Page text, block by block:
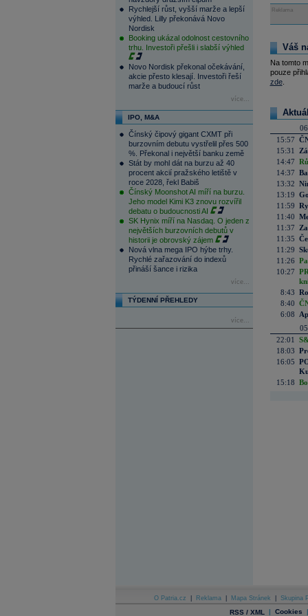
Rychlejší růst, vyšší marže a lepší
výhled. Lilly překonává Novo
Nordisk
Booking ukázal odolnost cestovního
trhu. Investoři přešli i slabší výhled
Novo Nordisk překonal očekávání,
akcie přesto klesají. Investoři řeší
marže a budoucí růst
více...
IPO, M&A
Čínský čipový gigant CXMT při
burzovním debutu vystřelil přes 500
%. Překonal i největší banku země
Stát by mohl dát na burzu až 40
procent akcií pražského letiště v
roce 2028, řekl Babiš
Čínský Moonshot AI míří na burzu.
Jeho model Kimi K3 znovu rozvířil
debatu o budoucnosti AI
SK Hynix míří na Nasdaq. O jeden z
největších burzovních debutů v
historii je obrovský zájem
Nová vlna mega IPO hýbe trhy.
Rychlé zařazování do indexů
přináší šance i rizika
více...
TÝDENNÍ PŘEHLEDY
více...
Reklama
Váš
Na tomto
pouze
zde.
15:57
15:31
14:47
14:37
13:32
13:19
11:59
11:40
11:37
11:35
11:29
11:26
10:27
8:43
8:40
6:08
22:01
18:03
16:05
15:18
O Patria.cz Reklama Mapa Stránek Skupina
RSS / XML | Cookies |